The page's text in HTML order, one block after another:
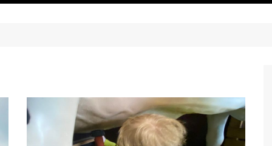
en amoureux
Nous avons
endroits où
votre sport
Utile à